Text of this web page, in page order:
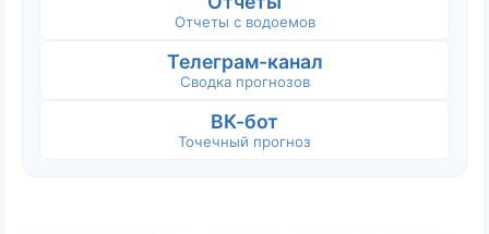
Отчеты с водоемов
Телеграм-канал
Сводка прогнозов
ВК-бот
Точечный прогноз